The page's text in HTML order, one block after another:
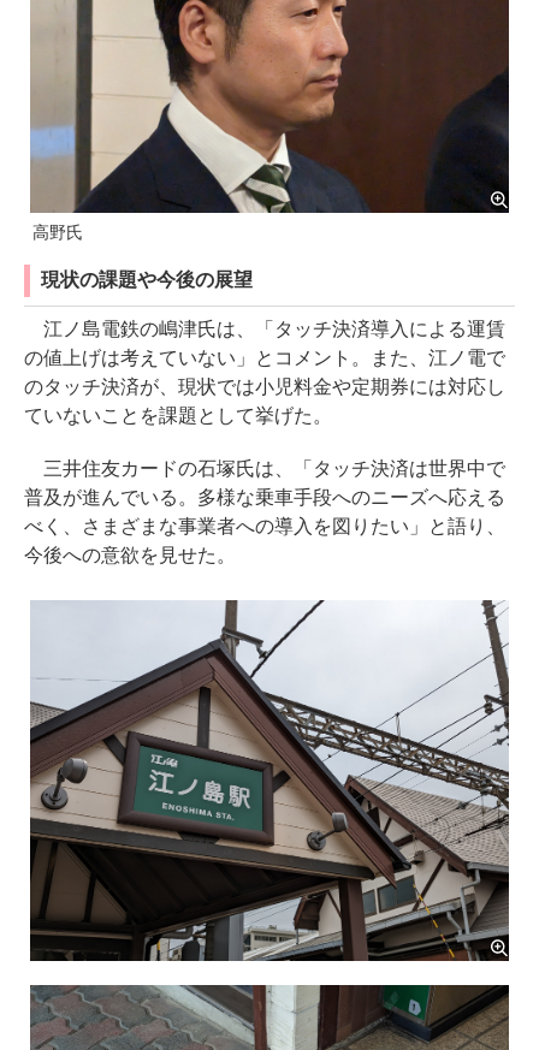
高野氏
現状の課題や今後の展望
江ノ島電鉄の嶋津氏は、「タッチ決済導入による運賃
の値上げは考えていない」とコメント。また、江ノ電で
のタッチ決済が、現状では小児料金や定期券には対応し
ていないことを課題として挙げた。
三井住友カードの石塚氏は、「タッチ決済は世界中で
普及が進んでいる。多様な乗車手段へのニーズへ応える
べく、さまざまな事業者への導入を図りたい」と語り、
今後への意欲を見せた。